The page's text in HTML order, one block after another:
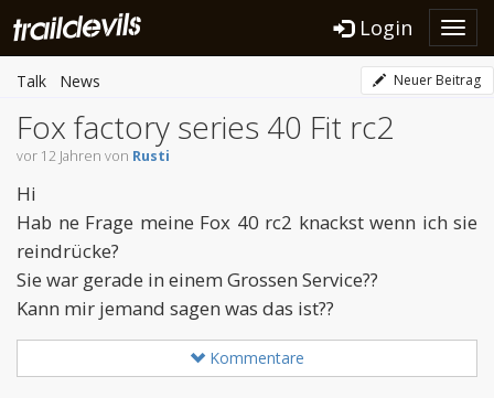
Login
Talk News Neuer Beitrag
Fox factory series 40 Fit rc2
vor 12 Jahren von Rusti
Hi
Hab ne Frage meine Fox 40 rc2 knackst wenn ich sie
reindrücke?
Sie war gerade in einem Grossen Service??
Kann mir jemand sagen was das ist??
Kommentare